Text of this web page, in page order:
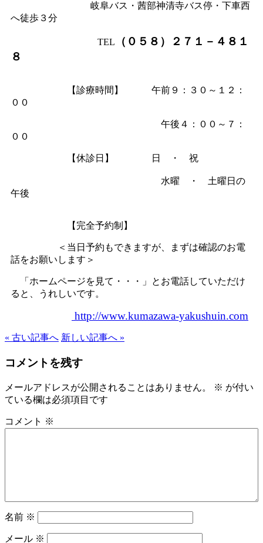
岐阜バス・茜部神清寺バス停・下車西
へ徒歩３分
TEL
（０５８）２７１－４８１
８
【診療時間】 午前９：３０～１２：
００
午後４：００～７：
００
【休診日】 日 ・ 祝
水曜 ・ 土曜日の
午後
【完全予約制】
＜当日予約もできますが、まずは確認のお電
話をお願いします＞
「ホームページを見て・・・」とお電話していただけ
ると、うれしいです。
http://www.kumazawa-yakushuin.com
« 古い記事へ 新しい記事へ »
コメントを残す
メールアドレスが公開されることはありません。 ※ が付い
ている欄は必須項目です
コメント ※
名前 ※
メール ※